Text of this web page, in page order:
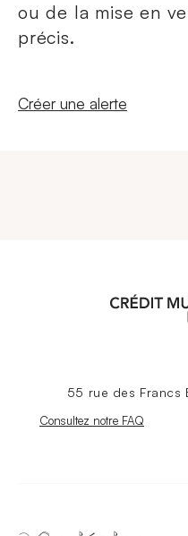
ou de la mise en
précis.
Nouvelle fenêtre
Créer une alerte
55 rue des Francs
Nouvelle fenêtre
Consultez notre FAQ